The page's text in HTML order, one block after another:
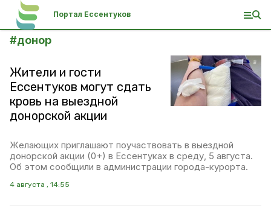
Портал Ессентуков
#донор
Жители и гости
Ессентуков могут сдать
кровь на выездной
донорской акции
Желающих приглашают поучаствовать в выездной
донорской акции (0+) в Ессентуках в среду, 5 августа.
Об этом сообщили в администрации города-курорта.
4 августа , 14:55